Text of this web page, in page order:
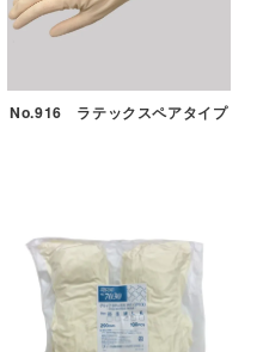
No.916 ラテックスペアタイプ